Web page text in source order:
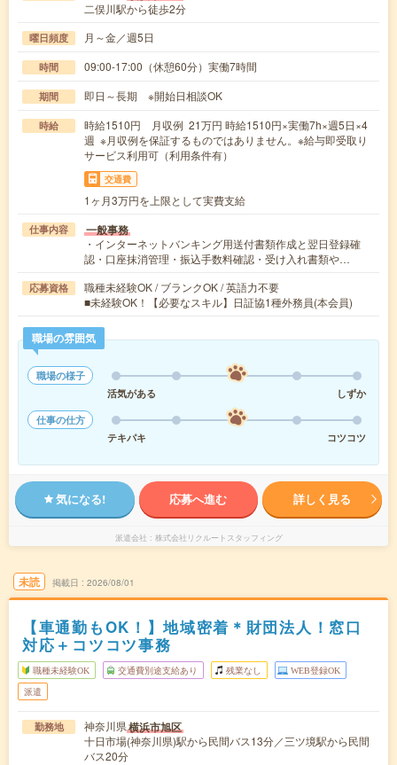
二俣川駅から徒歩2分
曜日頻度 月～金／週5日
時間 09:00-17:00（休憩60分）実働7時間
期間 即日～長期 ※開始日相談OK
時給
時給1510円 月収例 21万円 時給1510円×実働7h×週5日×4
週 ※月収例を保証するものではありません。※給与即受取り
サービス利用可（利用条件有）
交通費
1ヶ月3万円を上限として実費支給
仕事内容 一般事務
・インターネットバンキング用送付書類作成と翌日登録確
認・口座抹消管理・振込手数料確認・受け入れ書類や…
応募資格
職種未経験OK / ブランクOK / 英語力不要
■未経験OK！【必要なスキル】日証協1種外務員(本会員)
職場の雰囲気
職場の様子
活気がある
しずか
仕事の仕方
テキパキ
コツコツ
気になる! 応募へ進む 詳しく見る
派遣会社 株式会社リクルートスタッフィング
未読 掲載日 2026/08/01
【車通勤もOK！】地域密着＊財団法人！窓口
対応＋コツコツ事務
職種未経験OK 交通費別途支給あり 残業なし WEB登録OK
派遣
勤務地 神奈川県横浜市旭区
十日市場(神奈川県)駅から民間バス13分／三ツ境駅から民間
バス20分